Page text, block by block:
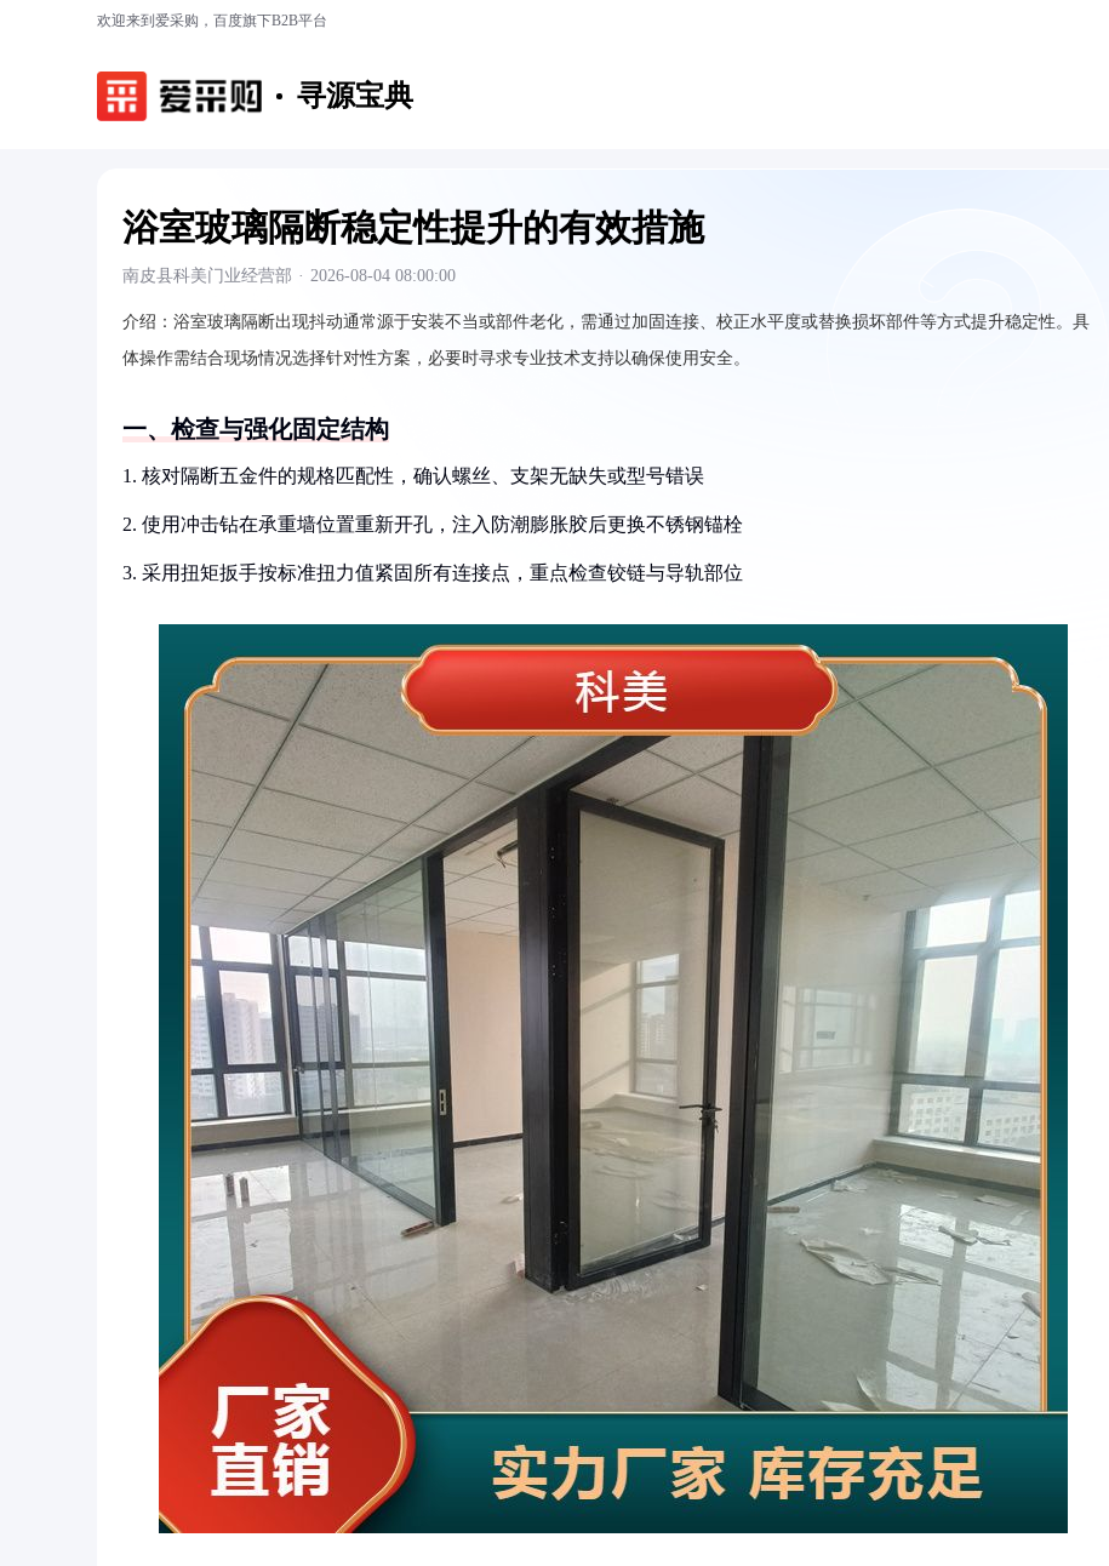
欢迎来到爱采购，百度旗下B2B平台
寻源宝典
浴室玻璃隔断稳定性提升的有效措施
南皮县科美门业经营部 · 2026-08-04 08:00:00
介绍： 浴室玻璃隔断出现抖动通常源于安装不当或部件老化，需通过加固连接、校正水平度或替换损坏部件等方式提升稳定性。具
体操作需结合现场情况选择针对性方案，必要时寻求专业技术支持以确保使用安全。
一、检查与强化固定结构
1. 核对隔断五金件的规格匹配性，确认螺丝、支架无缺失或型号错误
2. 使用冲击钻在承重墙位置重新开孔，注入防潮膨胀胶后更换不锈钢锚栓
3. 采用扭矩扳手按标准扭力值紧固所有连接点，重点检查铰链与导轨部位